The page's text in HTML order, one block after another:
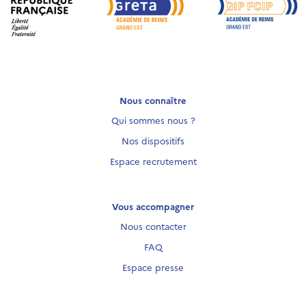
Nous connaître
Qui sommes nous ?
Nos dispositifs
Espace recrutement
Vous accompagner
Nous contacter
FAQ
Espace presse